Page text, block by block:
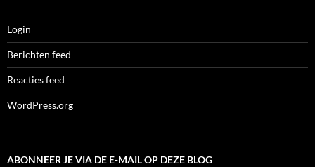
Login
Berichten feed
Reacties feed
WordPress.org
ABONNEER JE VIA DE E-MAIL OP DEZE BLOG